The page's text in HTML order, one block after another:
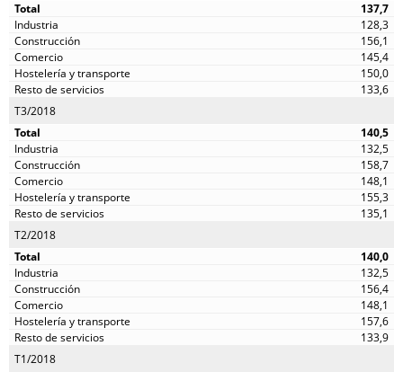
137,7
128,3
156,1
145,4
150,0
133,6
T3/2018
140,5
132,5
158,7
148,1
155,3
135,1
T2/2018
140,0
132,5
156,4
148,1
157,6
133,9
T1/2018